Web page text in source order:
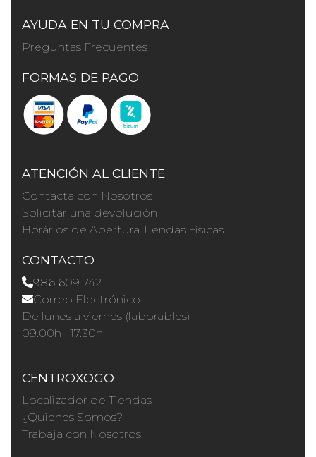
AYUDA EN TU COMPRA
Preguntas Frecuentes
FORMAS DE PAGO
ATENCIÓN AL CLIENTE
Contacta con Nosotros
Solicitar una devolución
Horários de Apertura Tiendas Físicas
CONTACTO
986 609 742
Correo Electrónico
De lunes a viernes (laborables)
09.00h · 17.30h
CENTROXOGO
Localizador de Tiendas
¿Quienes Somos?
Trabaja con Nosotros